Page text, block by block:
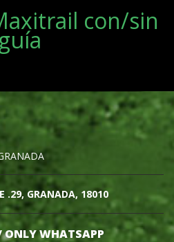
con/sin
guía
.29, GRANADA, 18010
ONLY WHATSAPP